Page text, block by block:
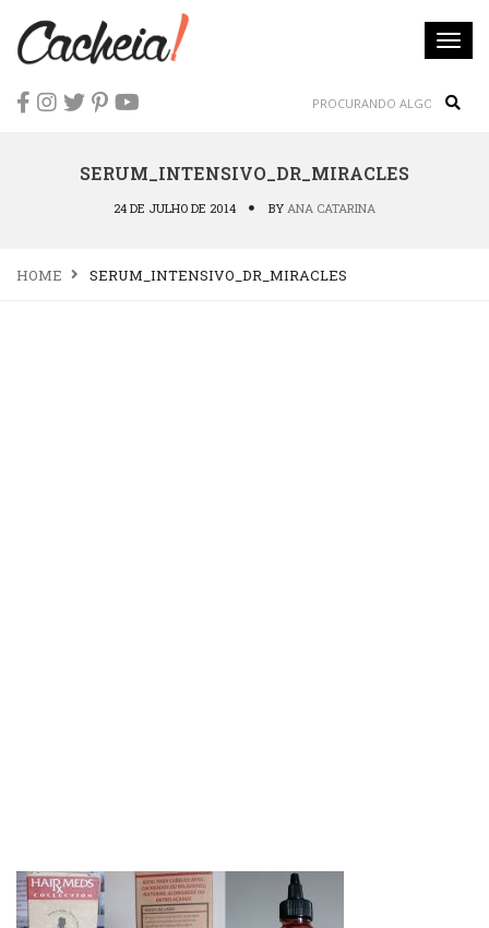
SERUM_INTENSIVO_DR_MIRACLES
24 DE JULHO DE 2014 BY ANA CATARINA
HOME SERUM_INTENSIVO_DR_MIRACLES